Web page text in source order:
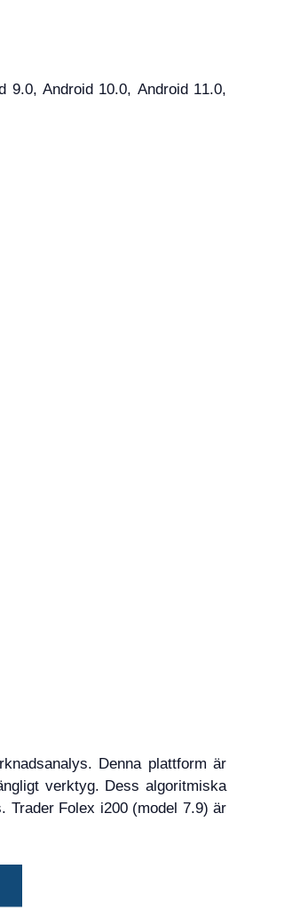
9.0, Android 10.0, Android 11.0,
Denna plattform är
verktyg. Dess algoritmiska
Trader Folex i200 (model 7.9) är